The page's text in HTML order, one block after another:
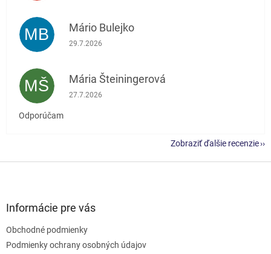
MB Mário Bulejko
Hodnotenie obchodu je 5 z 5 hviezdičiek.
29.7.2026
MŠ Mária Šteiningerová
Hodnotenie obchodu je 5 z 5 hviezdičiek.
27.7.2026
Odporúčam
Zobraziť ďalšie recenzie
Informácie pre vás
Obchodné podmienky
Podmienky ochrany osobných údajov